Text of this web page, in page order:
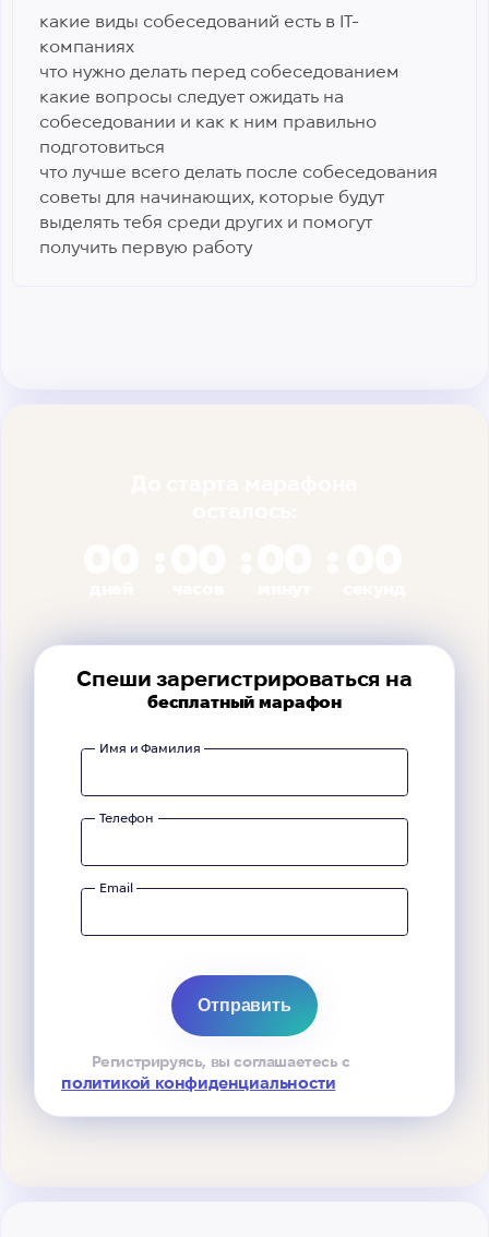
какие виды собеседований есть в IT-
компаниях
что нужно делать перед собеседованием
какие вопросы следует ожидать на
собеседовании и как к ним правильно
подготовиться
что лучше всего делать после собеседования
советы для начинающих, которые будут
выделять тебя среди других и помогут
получить первую работу
Спеши зарегистрироваться на
бесплатный марафон
Имя и Фамилия
Телефон
Email
Регистрируясь, вы соглашаетесь с
политикой конфиденциальности